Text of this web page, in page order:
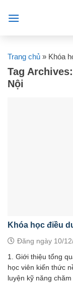
Trang chủ » Khóa
Tag Archives:
Nội
Khóa học điều
Đăng ngày 10/
1. Giới thiệu tổng
học viên kiến thức
luyện kỹ năng